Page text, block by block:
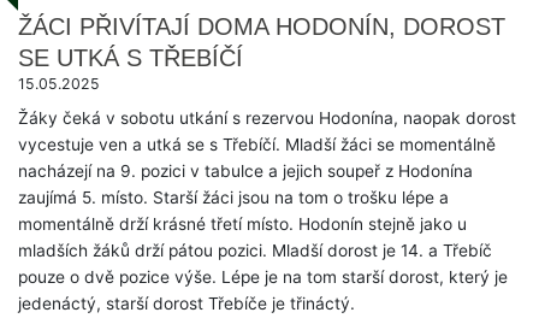
ŽÁCI PŘIVÍTAJÍ DOMA HODONÍN, DOROST
SE UTKÁ S TŘEBÍČÍ
15.05.2025
Žáky čeká v sobotu utkání s rezervou Hodonína, naopak dorost
vycestuje ven a utká se s Třebíčí. Mladší žáci se momentálně
nacházejí na 9. pozici v tabulce a jejich soupeř z Hodonína
zaujímá 5. místo. Starší žáci jsou na tom o trošku lépe a
momentálně drží krásné třetí místo. Hodonín stejně jako u
mladších žáků drží pátou pozici. Mladší dorost je 14. a Třebíč
pouze o dvě pozice výše. Lépe je na tom starší dorost, který je
jedenáctý, starší dorost Třebíče je třináctý.